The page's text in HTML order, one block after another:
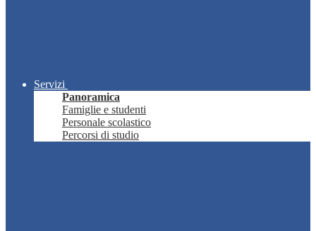
Servizi
Panoramica
Famiglie e studenti
Personale scolastico
Percorsi di studio